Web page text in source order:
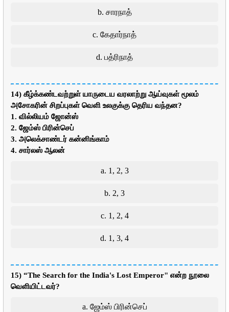
b. சாரநாத்
c. கேதார்நாத்
d. பத்ரிநாத்
14) கீழ்க்கண்டவற்றுள் யாருடைய வரலாற்று ஆய்வுகள் மூலம்
அசோகரின் சிறப்புகள் வெளி உலகுக்கு தெரிய வந்தன?
1. வில்லியம் ஜோன்ஸ்
2. ஜேம்ஸ் பிரின்செப்
3. அலெக்சாண்டர் கன்னிங்காம்
4. சார்லஸ் ஆலன்
a. 1, 2, 3
b. 2, 3
c. 1, 2, 4
d. 1, 3, 4
15) “The Search for the India's Lost Emperor" என்ற நூலை
வெளியிட்டவர்?
a. ஜேம்ஸ் பிரின்செப்